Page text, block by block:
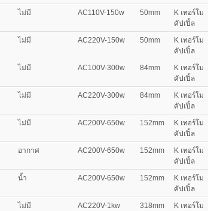
ไม่มี AC110V-150w 50mm
K เทอร์โม
คัปเปิ้ล
ไม่มี AC220V-150w 50mm
K เทอร์โม
คัปเปิ้ล
ไม่มี AC100V-300w 84mm
K เทอร์โม
คัปเปิ้ล
ไม่มี AC220V-300w 84mm
K เทอร์โม
คัปเปิ้ล
ไม่มี AC200V-650w 152mm
K เทอร์โม
คัปเปิ้ล
อากาศ AC200V-650w 152mm
K เทอร์โม
คัปเปิ้ล
น้ำ AC200V-650w 152mm
K เทอร์โม
คัปเปิ้ล
ไม่มี AC220V-1kw 318mm
K เทอร์โม